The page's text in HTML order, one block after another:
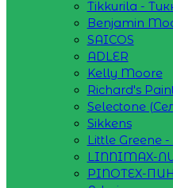
Tikkurila -
Benjamin
SAICOS
ADLER
Kelly Moore
Richard's
Selectone
Sikkens
Little Greene
LINNIMAX-
PINOTEX-